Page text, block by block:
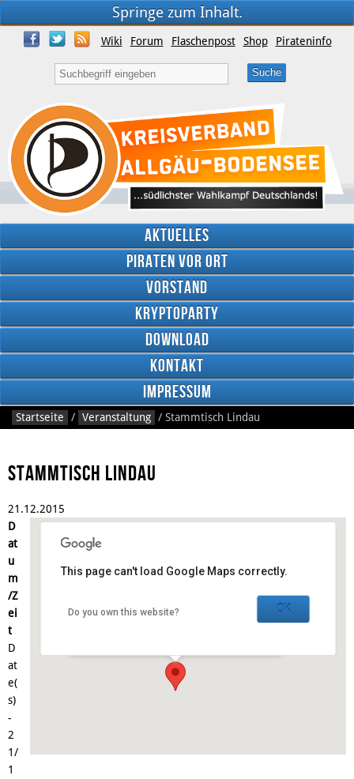
Springe zum Inhalt.
Facebook
RSS
Wiki Forum Flaschenpost Shop Pirateninfo
Aktuelles
Piraten vor Ort
Vorstand
Kryptoparty
Download
Kontakt
Impressum
Startseite / Veranstaltung / Stammtisch Lindau
Stammtisch Lindau
21.12.2015
Der Grieche -
Langenweg 24 - Lindau
This page can't load Google Maps correctly.
Do you own this website? OK
D
at
u
m
/Z
ei
t
D
at
e(
s)
-
2
1/
1